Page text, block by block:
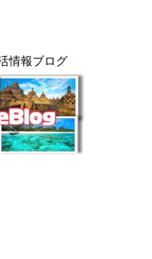
情報ブログ